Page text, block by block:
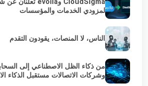
لمزودي الخدمات والمؤسسات
الناس، لا المنصات، يقودون التقدم
من ذكاء الظل الاصطناعي إلى
وشركات الاتصالات مستقبل الذكاء